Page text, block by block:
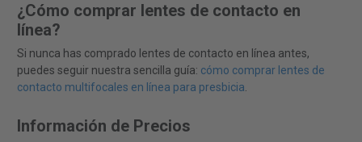
¿Cómo comprar lentes de contacto en
línea?
Si nunca has comprado lentes de contacto en línea antes,
puedes seguir nuestra sencilla guía: cómo comprar lentes de
contacto multifocales en línea para presbicia.
Información de Precios